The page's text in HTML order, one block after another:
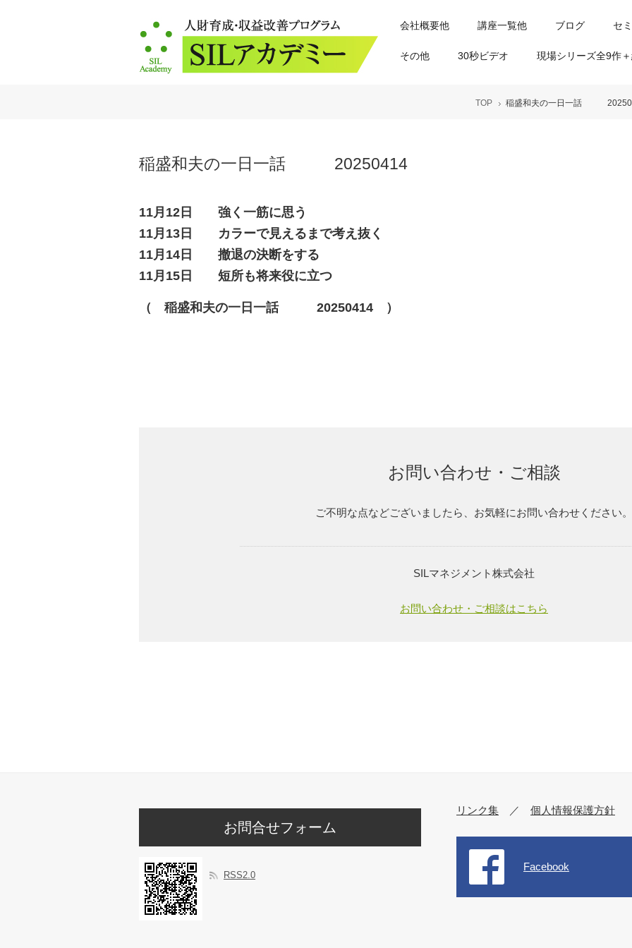
会社概要他 講座一覧他 ブログ セ
その他 30秒ビデオ 現場シリーズ全9作
TOP 稲盛和夫の一日一話
稲盛和夫の一日一話 20250414
11月12日 強く一筋に思う
11月13日 カラーで見えるまで考え抜く
11月14日 撤退の決断をする
11月15日 短所も将来役に立つ
（ 稲盛和夫の一日一話 20250414 ）
お問い合わせ・ご相談
ご不明な点などございましたら、お気軽にお問い合わせください。
SILマネジメント株式会社
お問い合わせ・ご相談はこちら
お問合せフォーム
RSS2.0
リンク集 ／ 個人情報保護方針
Facebook